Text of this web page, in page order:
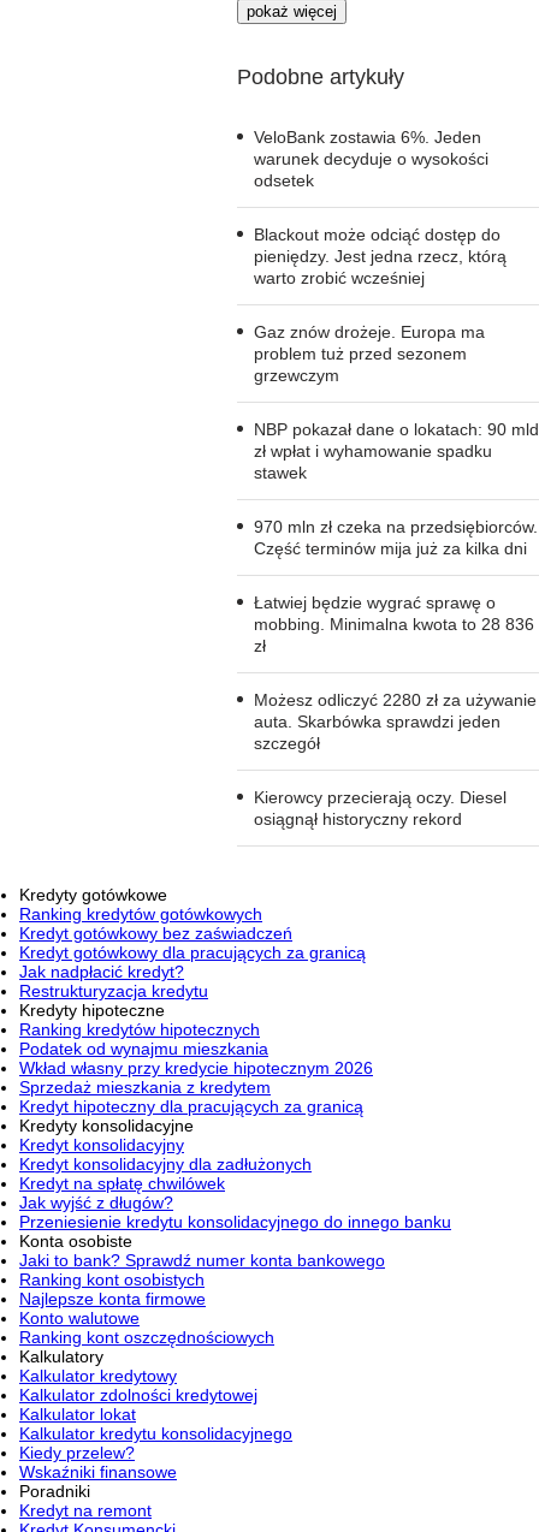
pokaż więcej
Podobne artykuły
VeloBank zostawia 6%. Jeden
warunek decyduje o wysokości
odsetek
Blackout może odciąć dostęp do
pieniędzy. Jest jedna rzecz, którą
warto zrobić wcześniej
Gaz znów drożeje. Europa ma
problem tuż przed sezonem
grzewczym
NBP pokazał dane o lokatach: 90 mld
zł wpłat i wyhamowanie spadku
stawek
970 mln zł czeka na przedsiębiorców.
Część terminów mija już za kilka dni
Łatwiej będzie wygrać sprawę o
mobbing. Minimalna kwota to 28 836
zł
Możesz odliczyć 2280 zł za używanie
auta. Skarbówka sprawdzi jeden
szczegół
Kierowcy przecierają oczy. Diesel
osiągnął historyczny rekord
Kredyty gotówkowe
Ranking kredytów gotówkowych
Kredyt gotówkowy bez zaświadczeń
Kredyt gotówkowy dla pracujących za granicą
Jak nadpłacić kredyt?
Restrukturyzacja kredytu
Kredyty hipoteczne
Ranking kredytów hipotecznych
Podatek od wynajmu mieszkania
Wkład własny przy kredycie hipotecznym 2026
Sprzedaż mieszkania z kredytem
Kredyt hipoteczny dla pracujących za granicą
Kredyty konsolidacyjne
Kredyt konsolidacyjny
Kredyt konsolidacyjny dla zadłużonych
Kredyt na spłatę chwilówek
Jak wyjść z długów?
Przeniesienie kredytu konsolidacyjnego do innego banku
Konta osobiste
Jaki to bank? Sprawdź numer konta bankowego
Ranking kont osobistych
Najlepsze konta firmowe
Konto walutowe
Ranking kont oszczędnościowych
Kalkulatory
Kalkulator kredytowy
Kalkulator zdolności kredytowej
Kalkulator lokat
Kalkulator kredytu konsolidacyjnego
Kiedy przelew?
Wskaźniki finansowe
Poradniki
Kredyt na remont